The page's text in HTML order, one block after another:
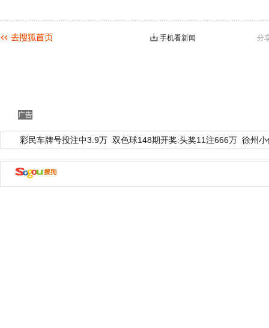
分
手机看新闻
广告
彩民车牌号投注中3.9万 双色球148期开奖:头奖11注666万 徐州